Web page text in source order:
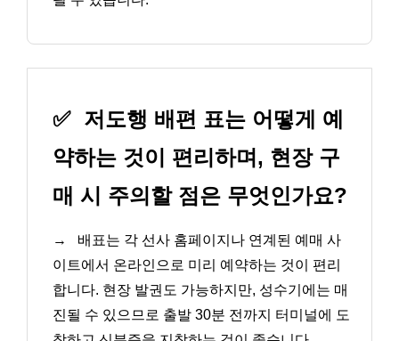
✅ 저도행 배편 표는 어떻게 예
약하는 것이 편리하며, 현장 구
매 시 주의할 점은 무엇인가요?
→
배표는 각 선사 홈페이지나 연계된 예매 사
이트에서 온라인으로 미리 예약하는 것이 편리
합니다. 현장 발권도 가능하지만, 성수기에는 매
진될 수 있으므로 출발 30분 전까지 터미널에 도